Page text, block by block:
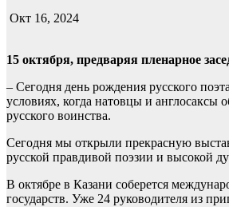
Окт 16, 2024
15 октября, предваряя пленарное
– Сегодня день рождения русского
условиях, когда натовцы и англосаксы
русского воинства.
Сегодня мы открыли прекрасную
русской правдивой поэзии и высокой
В октябре в Казани соберется
государств. Уже 24 руководителя из